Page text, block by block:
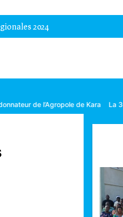
2024
de Kara La 303è édition de la fête